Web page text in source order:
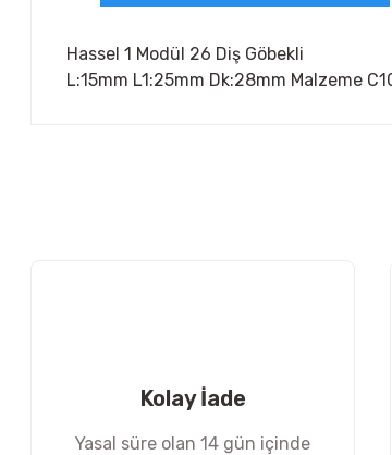
Hassel 1 Modül 26 Diş Göbekli
L:15mm L1:25mm Dk:28mm Malzeme
Kolay İade
Yasal süre olan 14 gün içinde